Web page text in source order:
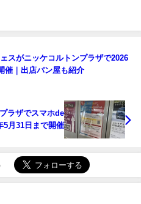
スがニッケコルトンプラザで2026
催｜出店パン屋も紹介
ラザでスマホde
5月31日まで開催